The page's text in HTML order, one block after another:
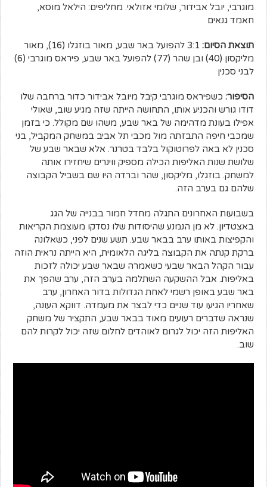
מוגרבי, יובל אבידור, שלומי אזולאי. מחליפים: הילאל מוסא,
חאמד גנאים
תוצאת הסיום:
3:1 להפועל באר שבע, מאור בוזגלו (16), מאור
מליקסון (40) ובן שהר (77) להפועל באר שבע, פיראס מוגרבי (6)
לבני סכנין
הסיפור: כשפיראס מוגרבי קיבל מיובל אבידור כדור ברחבה שלו
דודו גורש והכניע אותו, התחושה הייתה שזה מגיע שוב, שאולי
אפילו בעונת מדהימה של באר שבע, משהו שם מקולל. כי בזמן
שמכבי חיפה התבזתה מול מכבי תל אביב במשחק המקביל, בני
סכנין לא באה לפרוטוקול בלבד בטרנר. אלא שבאר שבע של
שלושת שנות האליפות הכילה מספיק ווינרים שיחזירו אותה
למשחק. בוזגלו, מליקסון, שהר וברדה היו שם בשביל הקבוצה
שלהם גם בערב הזה.
בשבועות האחרונים התגלה מחדל חמור בבנייה של הגג
באצטדיון. לא מן הנמנע שהיסודות שלו נסדקו מעוצמת הקריאות
והקפיצות באותו ערב בבאר שבע. תשע שנים לפני, כשאלונה
ברקת קנתה את הקבוצה בליגה הלאומית, היא הייתה נראית הוזה
עבור הקהל הבאר שבעי כשאמרה שבאר שבע יכולה לזכות
באליפות. אבל ההשקעה השתלמה בערב הזה, ערב שהפך את
באר שבע באופן רשמי לאחת הגדולות בדור האחרון, ערב
שאחריו הגיעו עוד שניים כדי לבצר את מעמדה. דווקא העונה,
שנראה שדברים רעועים מאוד בבאר שבע, התקציר של משחק
האליפות הזה יכול לגרום לאוהדים לחלום שזה יכול לקרות להם
שוב.